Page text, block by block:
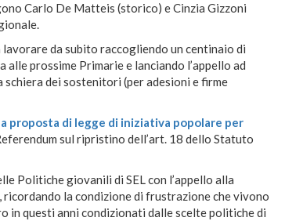
Carlo De Matteis (storico) e Cinzia Gizzoni
lavorare da subito raccogliendo un centinaio di
prossime Primarie e lanciando l’appello ad
dei sostenitori (per adesioni e firme
di legge di iniziativa popolare per
sul ripristino dell’art. 18 dello Statuto
Politiche giovanili di SEL con l’appello alla
la condizione di frustrazione che vivono
in questi anni condizionati dalle scelte politiche di